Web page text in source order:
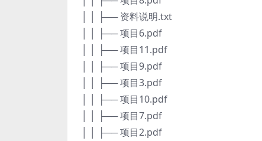
│ │ ├── 资料说明.txt
│ │ ├── 项目6.pdf
│ │ ├── 项目11.pdf
│ │ ├── 项目9.pdf
│ │ ├── 项目3.pdf
│ │ ├── 项目10.pdf
│ │ ├── 项目7.pdf
│ │ ├── 项目2.pdf